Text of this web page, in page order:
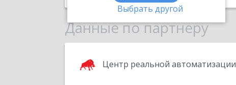
Выбрать другой
Данные по партнеру
Центр реальной автоматизации